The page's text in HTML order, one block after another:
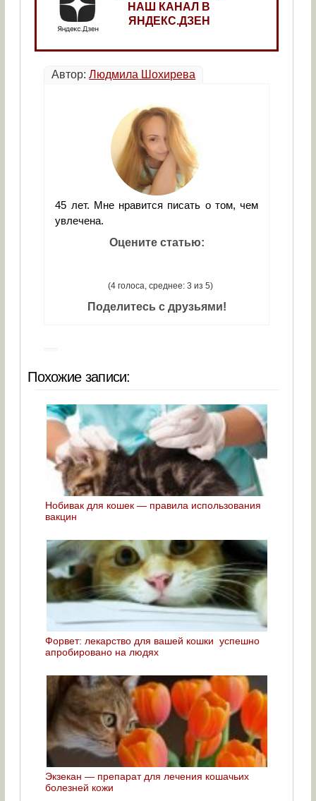
НАШ КАНАЛ В
ЯНДЕКС.ДЗЕН
Автор:Людмила Шохирева
45 лет. Мне нравится писать о том, чем
увлечена.
Оцените статью:
(4 голоса, среднее: 3 из 5)
Поделитесь с друзьями!
Похожие записи:
Нобивак для кошек — правила использования
вакцин
Форвет: лекарство для вашей кошки успешно
апробировано на людях
Экзекан — препарат для лечения кошачьих
болезней кожи